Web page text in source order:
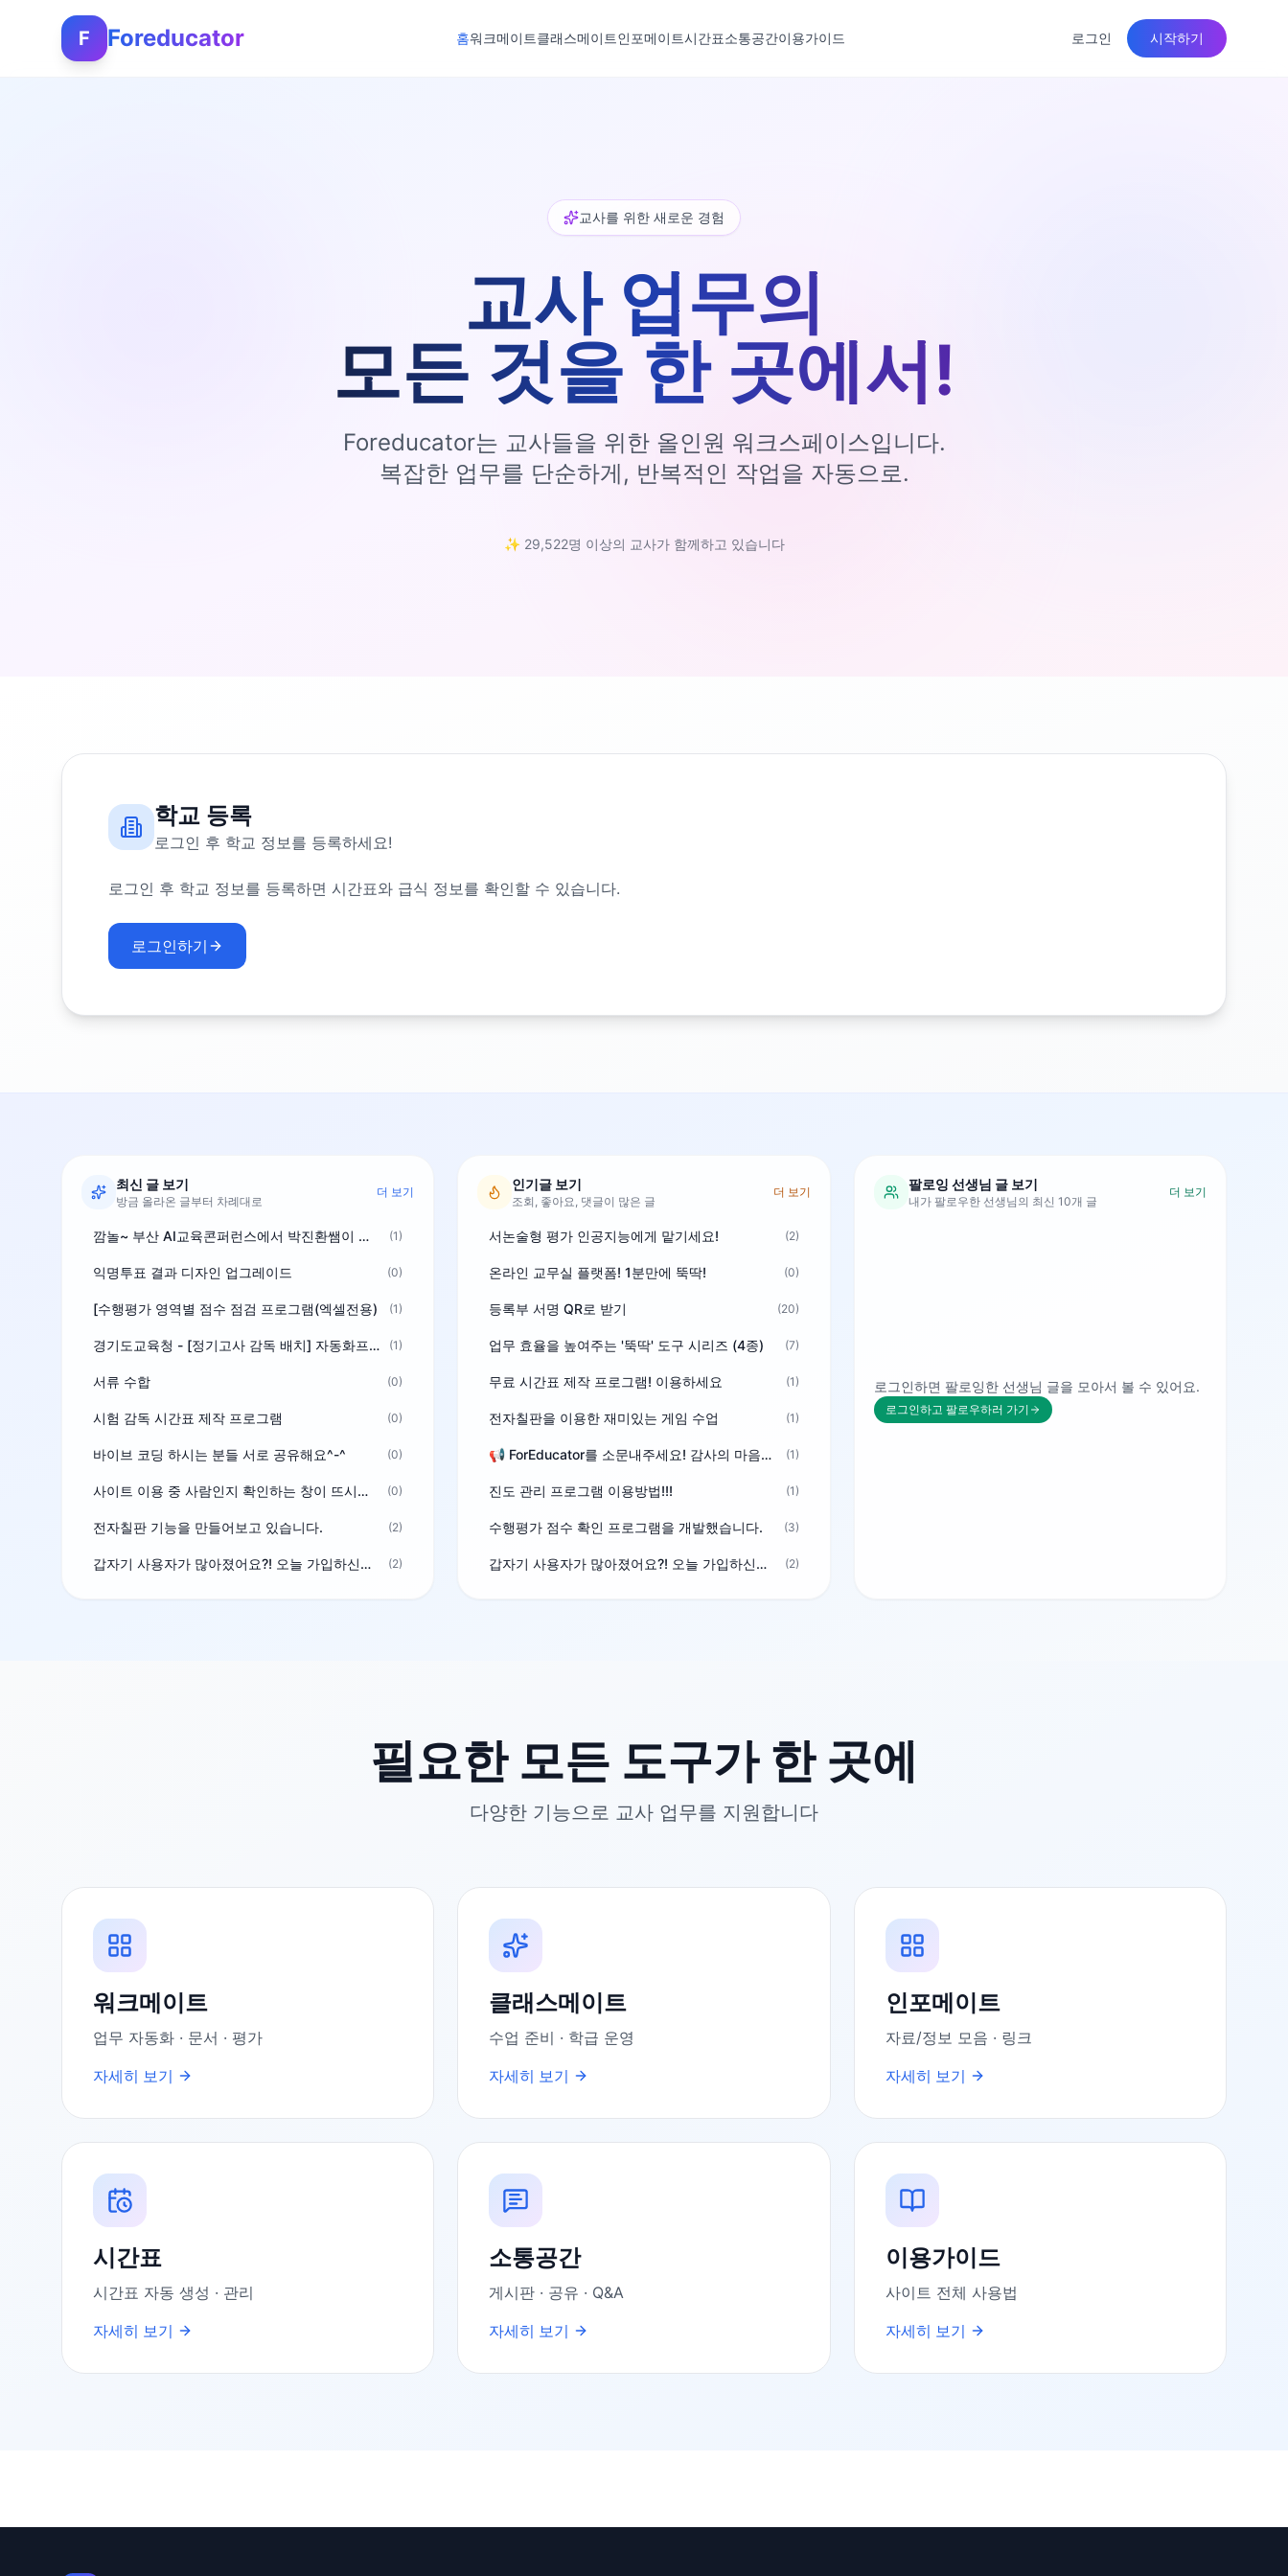
F Foreducator 홈워크메이트클래스메이트인포메이트시간표소통공간이용가이드 로그인 시작하기
교사를 위한 새로운 경험
교사 업무의
모든 것을 한 곳에서!
Foreducator는 교사들을 위한 올인원 워크스페이스입니다.
복잡한 업무를 단순하게, 반복적인 작업을 자동으로.
✨ 29,522명 이상의 교사가 함께하고 있습니다
학교 등록
로그인 후 학교 정보를 등록하세요!
로그인 후 학교 정보를 등록하면 시간표와 급식 정보를 확인할 수 있습니다.
로그인하기
최신 글 보기
방금 올라온 글부터 차례대로
더 보기
깜놀~ 부산 AI교육콘퍼런스에서 박진환쌤이 상받으려 나오셨네요~ ^^ (1)
익명투표 결과 디자인 업그레이드 (0)
[수행평가 영역별 점수 점검 프로그램(엑셀전용) (1)
경기도교육청 - [정기고사 감독 배치] 자동화프로그램 보급 (1)
서류 수합 (0)
시험 감독 시간표 제작 프로그램 (0)
바이브 코딩 하시는 분들 서로 공유해요^-^ (0)
사이트 이용 중 사람인지 확인하는 창이 뜨시는 분은 알려주세요 (0)
전자칠판 기능을 만들어보고 있습니다. (2)
갑자기 사용자가 많아졌어요?! 오늘 가입하신분^^ (2)
인기글 보기
조회, 좋아요, 댓글이 많은 글
더 보기
서논술형 평가 인공지능에게 맡기세요! (2)
온라인 교무실 플랫폼! 1분만에 뚝딱! (0)
등록부 서명 QR로 받기 (20)
업무 효율을 높여주는 '뚝딱' 도구 시리즈 (4종) (7)
무료 시간표 제작 프로그램! 이용하세요 (1)
전자칠판을 이용한 재미있는 게임 수업 (1)
📢 ForEducator를 소문내주세요! 감사의 마음을 담은 포인트 선물 (1)
진도 관리 프로그램 이용방법!!! (1)
수행평가 점수 확인 프로그램을 개발했습니다. (3)
갑자기 사용자가 많아졌어요?! 오늘 가입하신분^^ (2)
팔로잉 선생님 글 보기
내가 팔로우한 선생님의 최신 10개 글
더 보기
로그인하면 팔로잉한 선생님 글을 모아서 볼 수 있어요.
로그인하고 팔로우하러 가기
필요한 모든 도구가 한 곳에
다양한 기능으로 교사 업무를 지원합니다
워크메이트
업무 자동화 · 문서 · 평가
자세히 보기
클래스메이트
수업 준비 · 학급 운영
자세히 보기
인포메이트
자료/정보 모음 · 링크
자세히 보기
시간표
시간표 자동 생성 · 관리
자세히 보기
소통공간
게시판 · 공유 · Q&A
자세히 보기
이용가이드
사이트 전체 사용법
자세히 보기